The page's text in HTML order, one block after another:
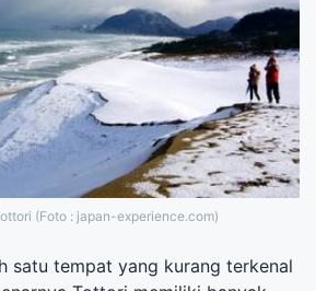
(Foto : japan-experience.com)
satu tempat yang kurang terkenal